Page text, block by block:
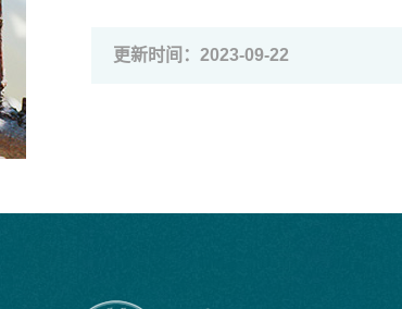
更新时间：2023-09-22